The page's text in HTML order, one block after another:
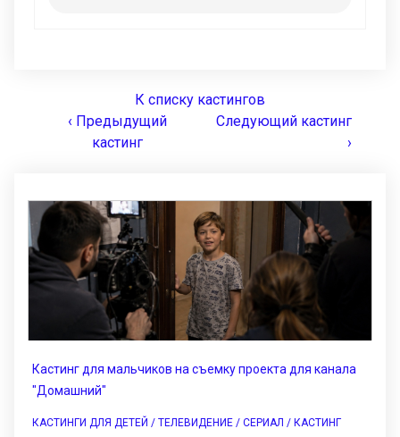
К списку кастингов
‹ Предыдущий
кастинг
Следующий кастинг
›
Кастинг для мальчиков на съемку проекта для канала
"Домашний"
КАСТИНГИ ДЛЯ ДЕТЕЙ / ТЕЛЕВИДЕНИЕ / СЕРИАЛ / КАСТИНГ